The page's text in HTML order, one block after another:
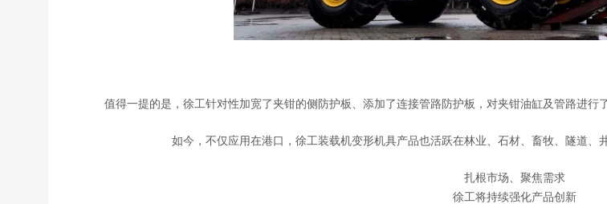
值得一提的是，徐工针对性加宽了夹钳的侧防护板、添加了连接管路防护板，对夹钳油缸及管路进
如今，不仅应用在港口，徐工装载机变形机具产品也活跃在林业、石材、畜牧、隧道、
扎根市场、聚焦需求
徐工将持续强化产品创新